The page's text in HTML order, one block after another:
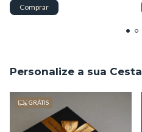
Personalize a sua Cesta
GRÁTIS